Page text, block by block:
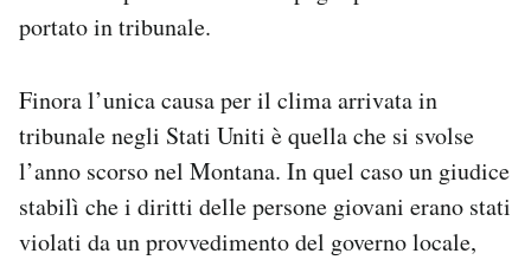
portato in tribunale.
Finora l’unica causa per il clima arrivata in
tribunale negli Stati Uniti è quella che si svolse
l’anno scorso nel Montana. In quel caso un giudice
stabilì che i diritti delle persone giovani erano stati
violati da un provvedimento del governo locale,